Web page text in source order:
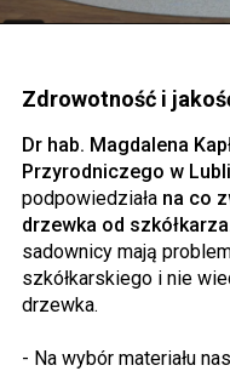
Zdrowotność i
Dr hab. Magdalena
Przyrodniczego w
podpowiedziała na co
drzewka od
sadownicy mają
szkółkarskiego i nie
drzewka.
- Na wybór materiału